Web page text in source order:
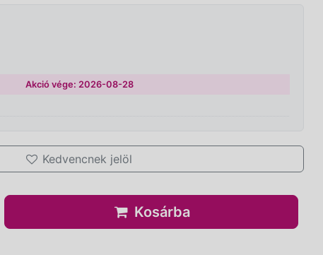
Akció vége: 2026-08-28
Kedvencnek jelöl
Kosárba